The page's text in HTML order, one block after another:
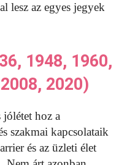
lesz az egyes jegyek
1948, 1960,
2020)
jólétet hoz a
szakmai kapcsolataik
és az üzleti élet